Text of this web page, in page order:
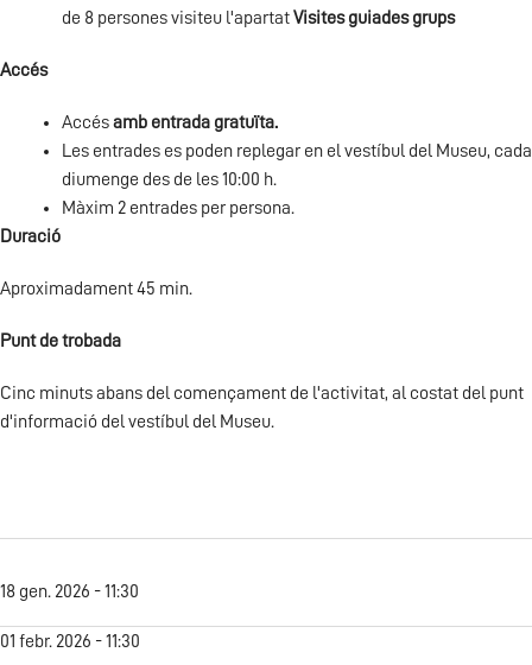
de 8 persones visiteu l'apartatVisites guiades grups
Accés
Accésamb entrada gratuïta.
Les entrades es poden replegar en el vestíbul del Museu, cada
diumenge des de les 10:00 h.
Màxim 2 entrades per persona.
Duració
Aproximadament 45 min.
Punt de trobada
Cinc minuts abans del començament de l'activitat, al costat del punt
d'informació del vestíbul del Museu.
18 gen. 2026 - 11:30
01 febr. 2026 - 11:30